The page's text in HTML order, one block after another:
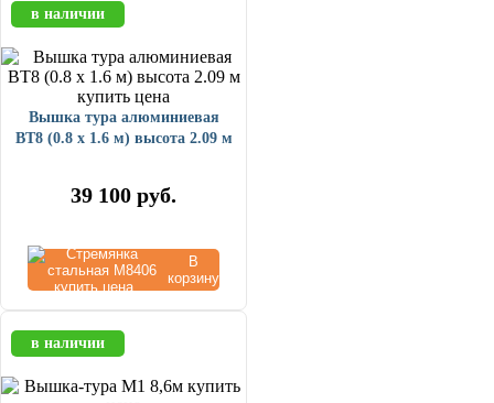
в наличии
Вышка тура алюминиевая
ВТ8 (0.8 х 1.6 м) высота 2.09 м
39 100 руб.
В
корзину
в наличии